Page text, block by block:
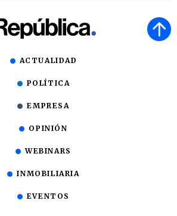
ACTUALIDAD
POLÍTICA
EMPRESA
OPINIÓN
WEBINARS
INMOBILIARIA
EVENTOS